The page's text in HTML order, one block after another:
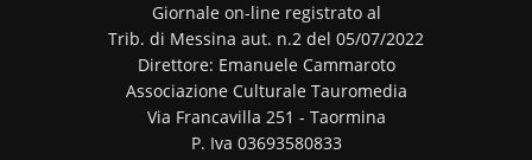
Giornale on-line registrato al
Trib. di Messina aut. n.2 del 05/07/2022
Direttore: Emanuele Cammaroto
Associazione Culturale Tauromedia
Via Francavilla 251 - Taormina
P. Iva 03693580833